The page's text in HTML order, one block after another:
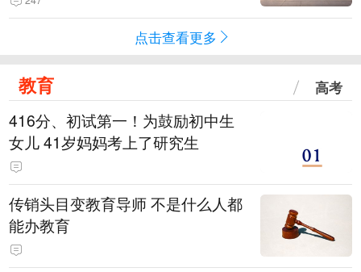
点击查看更多
教育 高考
416分、初试第一！为鼓励初中生
女儿 41岁妈妈考上了研究生
传销头目变教育导师 不是什么人都
能办教育